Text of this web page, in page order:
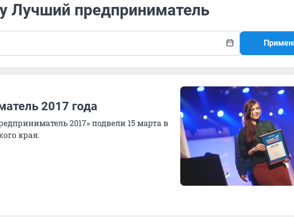
Лучший предприниматель
2017 года
2017» подвели 15 марта в
края.